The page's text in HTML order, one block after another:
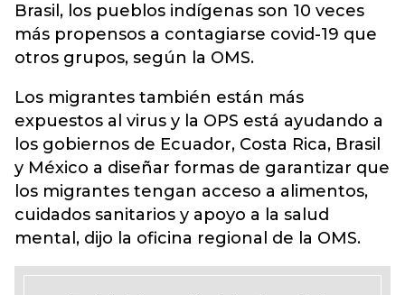
Brasil, los pueblos indígenas son 10 veces
más propensos a contagiarse covid-19 que
otros grupos, según la OMS.
Los migrantes también están más
expuestos al virus y la OPS está ayudando a
los gobiernos de Ecuador, Costa Rica, Brasil
y México a diseñar formas de garantizar que
los migrantes tengan acceso a alimentos,
cuidados sanitarios y apoyo a la salud
mental, dijo la oficina regional de la OMS.